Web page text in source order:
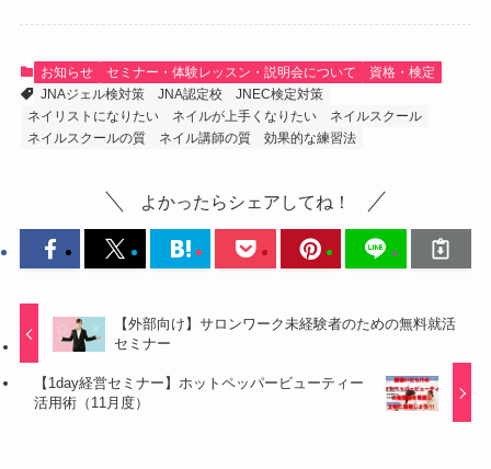
お知らせ セミナー・体験レッスン・説明会について
資格・検定
JNAジェル検対策
JNA認定校
JNEC検定対策
ネイリストになりたい
ネイルが上手くなりたい
ネイルスクール
ネイルスクールの質
ネイル講師の質 効果的な練習法
よかったらシェアしてね！
【外部向け】サロンワーク未経験者のための無料就活
セミナー
【1day経営セミナー】ホットペッパービューティー
活用術（11月度）